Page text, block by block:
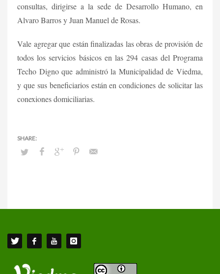
consultas, dirigirse a la sede de Desarrollo Humano, en
Alvaro Barros y Juan Manuel de Rosas.
Vale agregar que están finalizadas las obras de provisión de
todos los servicios básicos en las 294 casas del Programa
Techo Digno que administró la Municipalidad de Viedma,
y que sus beneficiarios están en condiciones de solicitar las
conexiones domiciliarias.